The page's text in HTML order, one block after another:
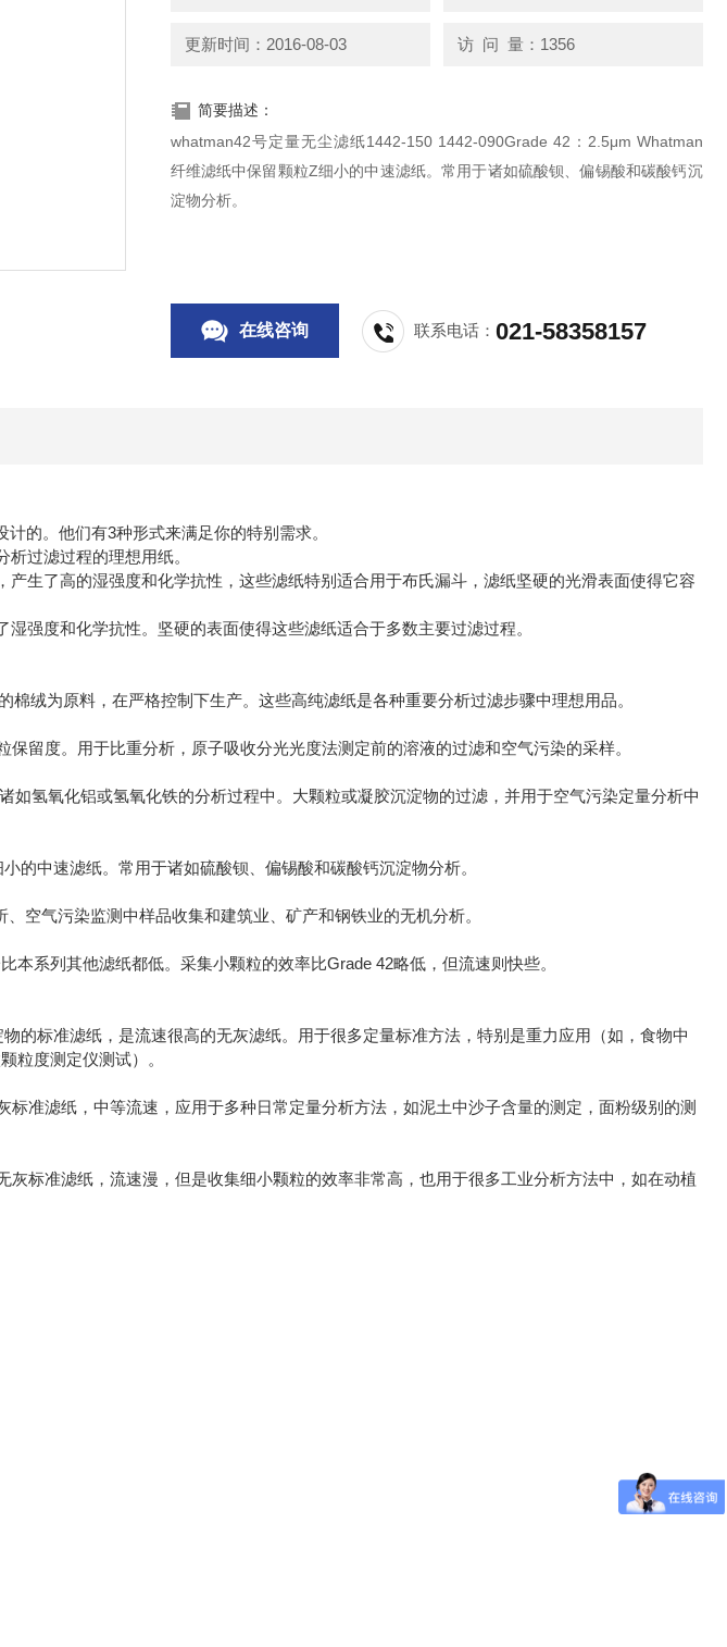
更新时间：2016-08-03 访 问 量：1356
简要描述：
whatman42号定量无尘滤纸1442-150 1442-090Grade 42：2.5μm Whatman
纤维滤纸中保留颗粒Z细小的中速滤纸。常用于诸如硫酸钡、偏锡酸和碳酸钙沉
淀物分析。
在线咨询 联系电话：021-58358157
的。他们有3种形式来满足你的特别需求。
过滤过程的理想用纸。
生了高的湿强度和化学抗性，这些滤纸特别适合用于布氏漏斗，滤纸坚硬的光滑表面使得它容
强度和化学抗性。坚硬的表面使得这些滤纸适合于多数主要过滤过程。
绒为原料，在严格控制下生产。这些高纯滤纸是各种重要分析过滤步骤中理想用品。
留度。用于比重分析，原子吸收分光光度法测定前的溶液的过滤和空气污染的采样。
如氢氧化铝或氢氧化铁的分析过程中。大颗粒或凝胶沉淀物的过滤，并用于空气污染定量分析中
的中速滤纸。常用于诸如硫酸钡、偏锡酸和碳酸钙沉淀物分析。
空气污染监测中样品收集和建筑业、矿产和钢铁业的无机分析。
系列其他滤纸都低。采集小颗粒的效率比Grade 42略低，但流速则快些。
的标准滤纸，是流速很高的无灰滤纸。用于很多定量标准方法，特别是重力应用（如，食物中
粒度测定仪测试）。
标准滤纸，中等流速，应用于多种日常定量分析方法，如泥土中沙子含量的测定，面粉级别的测
灰标准滤纸，流速漫，但是收集细小颗粒的效率非常高，也用于很多工业分析方法中，如在动植